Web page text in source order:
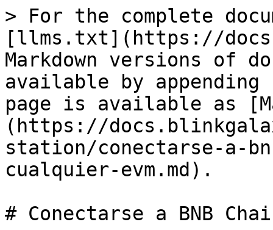
> For the complete
[llms.txt](https://
Markdown versions of
available by
page is available as
(https://
station/conectarse-a-
cualquier-evm.md).
# Conectarse a BNB